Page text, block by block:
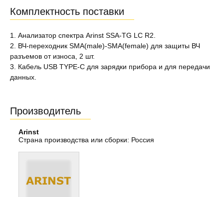
Комплектность поставки
1. Анализатор спектра Arinst SSA-TG LC R2.
2. ВЧ-переходник SMA(male)-SMA(female) для защиты ВЧ
разъемов от износа, 2 шт.
3. Кабель USB TYPE-C для зарядки прибора и для передачи
данных.
Производитель
Arinst
Страна производства или сборки: Россия